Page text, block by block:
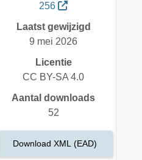
256
Laatst gewijzigd
9 mei 2026
Licentie
CC BY-SA 4.0
Aantal downloads
52
Download XML (EAD)